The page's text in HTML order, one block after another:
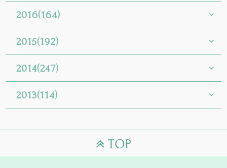
2016(164)
2015(192)
2014(247)
2013(114)